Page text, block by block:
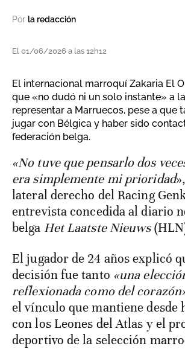
Por la redacción
El 01/06/2026 a las 12h12
El internacional marroquí Zakaria El
que «no dudó ni un solo instante» a
representar a Marruecos, pese a que
jugar con Bélgica y haber sido
federación belga.
«No tuve que pensarlo dos veces. Marruecos
era simplemente mi prioridad
lateral derecho del Racing
entrevista concedida al diario
belga Het Laatste Nieuws
El jugador de 24 años explicó
decisión fue tanto «una
reflexionada como del
el vínculo que mantiene desde
con los Leones del Atlas y el
deportivo de la selección